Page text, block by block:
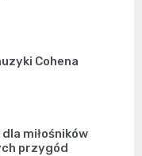
Cohena
miłośników
przygód